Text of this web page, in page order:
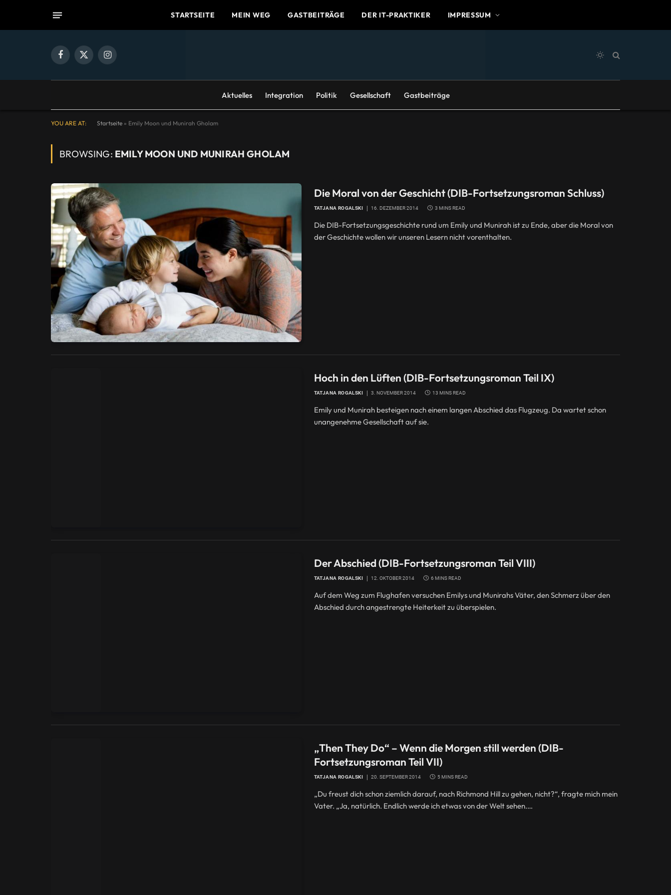
STARTSEITE MEIN WEG GASTBEITRÄGE DER IT-PRAKTIKER IMPRESSUM
Facebook
X
Instagram
Aktuelles Integration Politik Gesellschaft Gastbeiträge
YOU ARE AT: Startseite » Emily Moon und Munirah Gholam
BROWSING: EMILY MOON UND MUNIRAH GHOLAM
Die Moral von der Geschicht (DIB-Fortsetzungsroman Schluss)
TATJANA ROGALSKI 16. DEZEMBER 2014 3 MINS READ
Die DIB-Fortsetzungsgeschichte rund um Emily und Munirah ist zu Ende, aber die Moral von
der Geschichte wollen wir unseren Lesern nicht vorenthalten.
Hoch in den Lüften (DIB-Fortsetzungsroman Teil IX)
TATJANA ROGALSKI 3. NOVEMBER 2014 13 MINS READ
Emily und Munirah besteigen nach einem langen Abschied das Flugzeug. Da wartet schon
unangenehme Gesellschaft auf sie.
Der Abschied (DIB-Fortsetzungsroman Teil VIII)
TATJANA ROGALSKI 12. OKTOBER 2014 6 MINS READ
Auf dem Weg zum Flughafen versuchen Emilys und Munirahs Väter, den Schmerz über den
Abschied durch angestrengte Heiterkeit zu überspielen.
„Then They Do“ – Wenn die Morgen still werden (DIB-
Fortsetzungsroman Teil VII)
TATJANA ROGALSKI 20. SEPTEMBER 2014 5 MINS READ
„Du freust dich schon ziemlich darauf, nach Richmond Hill zu gehen, nicht?“, fragte mich mein
Vater. „Ja, natürlich. Endlich werde ich etwas von der Welt sehen.…